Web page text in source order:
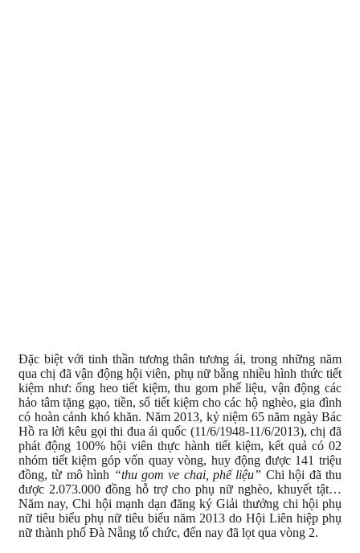
Đặc biệt với tinh thần tương thân tương ái, trong những năm
qua chị đã vận động hội viên, phụ nữ bằng nhiều hình thức tiết
kiệm như: ống heo tiết kiệm, thu gom phế liệu, vận động các
hảo tâm tặng gạo, tiền, sổ tiết kiệm cho các hộ nghèo, gia đình
có hoàn cảnh khó khăn. Năm 2013, kỷ niệm 65 năm ngày Bác
Hồ ra lời kêu gọi thi đua ái quốc (11/6/1948-11/6/2013), chị đã
phát động 100% hội viên thực hành tiết kiệm, kết quả có 02
nhóm tiết kiệm góp vốn quay vòng, huy động được 141 triệu
đồng, từ mô hình “thu gom ve chai, phế liệu” Chi hội đã thu
được 2.073.000 đồng hỗ trợ cho phụ nữ nghèo, khuyết tật…
Năm nay, Chi hội mạnh dạn đăng ký Giải thưởng chi hội phụ
nữ tiêu biểu phụ nữ tiêu biểu năm 2013 do Hội Liên hiệp phụ
nữ thành phố Đà Nẵng tổ chức, đến nay đã lọt qua vòng 2.